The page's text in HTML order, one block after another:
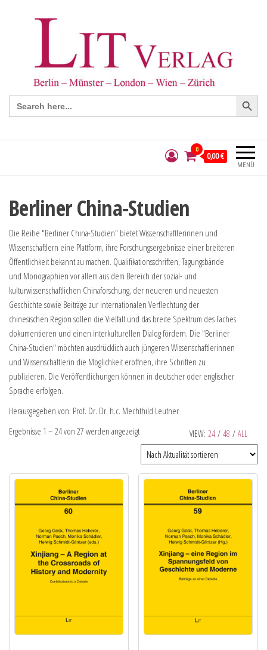
Search
for:
Search Button
MENÜ
0
0,00 €
Berliner China-Studien
Die Reihe "Berliner China-Studien" bietet Wissenschaftlerinnen und
Wissenschaftlern eine Plattform, ihre Forschungsergebnisse einer breiteren
Öffentlichkeit bekannt zu machen. Qualifikationsschriften, Tagungsbände
und Monographien vor allem aus dem Bereich der sozial- und
kulturwissenschaftlichen Chinaforschung, der neueren und neuesten
Geschichte sowie Beiträge zur internationalen Verflechtung der
chinesischen Region sollen die Vielfalt und das breite Spektrum des Faches
dokumentieren und einen interkulturellen Dialog fördern. Die "Berliner
China-Studien" möchten ausdrücklich auch jüngeren Wissenschaftlerinnen
und Wissenschaftlerin die Möglichkeit eröffnen, ihre Schriften zu
publizieren. Die Veröffentlichungen können in deutscher oder englischer
Sprache erfolgen.
Herausgegeben von: Prof. Dr. Dr. h.c. Mechthild Leutner
VIEW: 24 / 48 / ALL
Ergebnisse 1 – 24 von 27 werden angezeigt